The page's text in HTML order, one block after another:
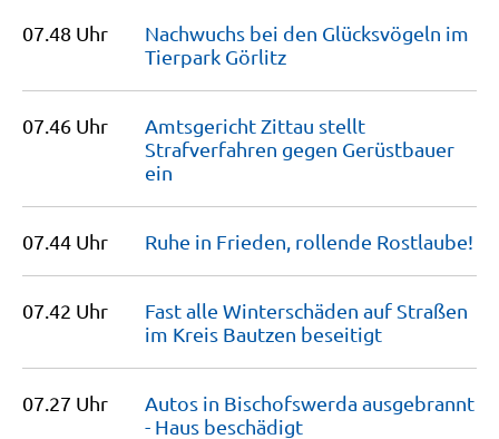
07.48 Uhr
Nachwuchs bei den Glücksvögeln im
Tierpark Görlitz
07.46 Uhr
Amtsgericht Zittau stellt
Strafverfahren gegen Gerüstbauer
ein
07.44 Uhr Ruhe in Frieden, rollende Rostlaube!
07.42 Uhr
Fast alle Winterschäden auf Straßen
im Kreis Bautzen beseitigt
07.27 Uhr
Autos in Bischofswerda ausgebrannt
- Haus beschädigt